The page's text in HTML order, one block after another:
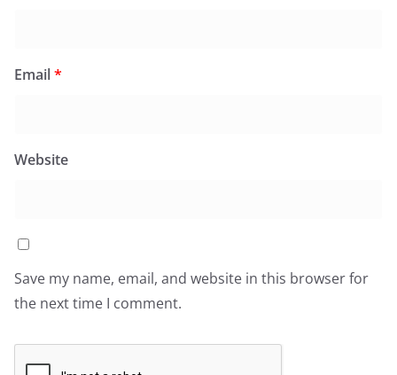
Email*
Website
Save my name, email, and website in this browser for
the next time I comment.